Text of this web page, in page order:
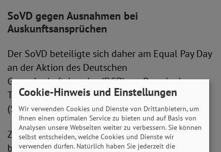
SoVD gegen Ausnahmen bei
Auskunftsansprüchen
Der SoVD beteiligte sich daher am Equal Pay Day
an der Aktion des Deutschen
Gewerkschaftsbundes (DGB) am Brandenburger
Tor in Berlin. Auch Arbeitsminister Hubertus Heil
(SPD) war vor Ort.
Zum Aktionstag für Geschlechtergerechtigkeit
bei der Bezahlung hat der SoVD klare
Cookie-Hinweis und Einstellungen
Wir verwenden Cookies und Dienste von Drittanbietern, um
Ihnen einen optimalen Service zu bieten und auf Basis von
Analysen unsere Webseiten weiter zu verbessern. Sie können
selbst entscheiden, welche Cookies und Dienste wir
verwenden dürfen. Natürlich haben Sie jederzeit die